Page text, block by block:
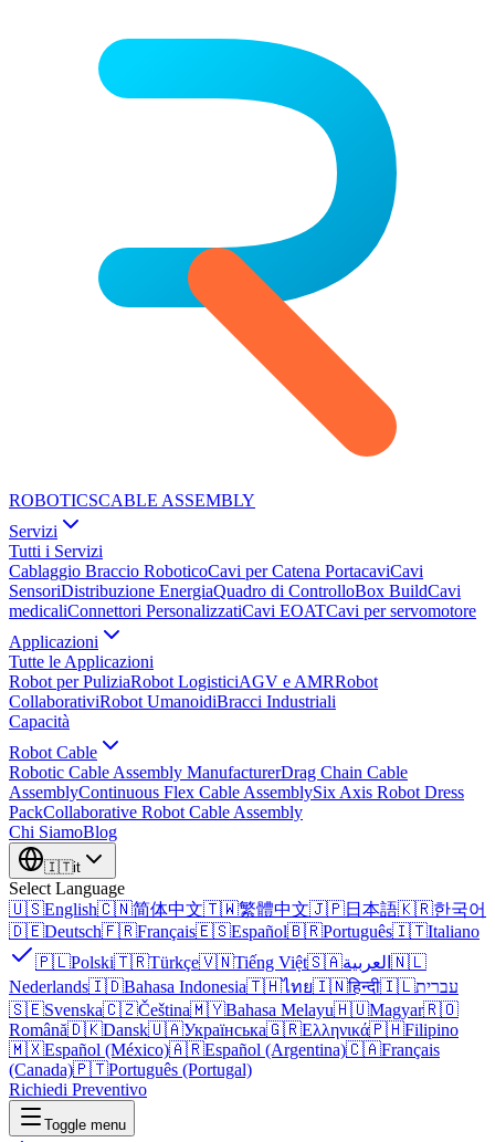
ROBOTICSCABLE ASSEMBLY
Servizi
Tutti i Servizi
Cablaggio Braccio RoboticoCavi per Catena PortacaviCavi
SensoriDistribuzione EnergiaQuadro di ControlloBox BuildCavi
medicaliConnettori PersonalizzatiCavi EOATCavi per servomotore
Applicazioni
Tutte le Applicazioni
Robot per PuliziaRobot LogisticiAGV e AMRRobot
CollaborativiRobot UmanoidiBracci Industriali
Capacità
Robot Cable
Robotic Cable Assembly ManufacturerDrag Chain Cable
AssemblyContinuous Flex Cable AssemblySix Axis Robot Dress
PackCollaborative Robot Cable Assembly
Chi SiamoBlog
🇮🇹it
Select Language
🇺🇸English🇨🇳简体中文🇹🇼繁體中文🇯🇵日本語🇰🇷한국어
🇩🇪Deutsch🇫🇷Français🇪🇸Español🇧🇷Português🇮🇹Italiano
🇵🇱Polski🇹🇷Türkçe🇻🇳Tiếng Việt🇸🇦العربية 🇳🇱
Nederlands🇮🇩Bahasa Indonesia🇹🇭ไทย🇮🇳हिन्दी🇮🇱עברית
🇸🇪Svenska🇨🇿Čeština🇲🇾Bahasa Melayu🇭🇺Magyar🇷🇴
Română🇩🇰Dansk🇺🇦Українська🇬🇷Ελληνικά🇵🇭Filipino
🇲🇽Español (México)🇦🇷Español (Argentina)🇨🇦Français
(Canada)🇵🇹Português (Portugal)
Richiedi Preventivo
Toggle menu